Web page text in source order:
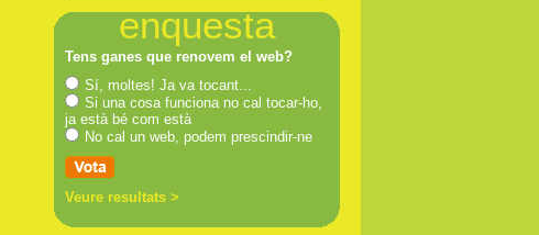
enquesta
Tens ganes que renovem el web?
Sí, moltes! Ja va tocant...
Si una cosa funciona no cal tocar-ho,
ja està bé com està
No cal un web, podem prescindir-ne
Veure resultats >